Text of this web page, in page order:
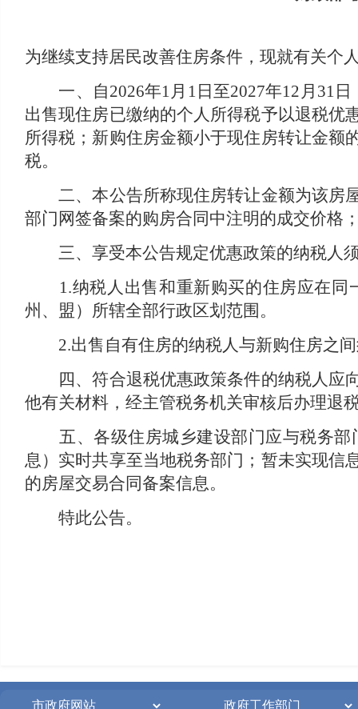
为继续支持居民改善住房条件，现就有关个
一、自2026年1月1日至2027年12月31日
出售现住房已缴纳的个人所得税予以退税优
所得税；新购住房金额小于现住房转让金额
税。
二、本公告所称现住房转让金额为该房屋
部门网签备案的购房合同中注明的成交价
三、享受本公告规定优惠政策的纳税人
1.纳税人出售和重新购买的住房应在同
州、盟）所辖全部行政区划范围。
2.出售自有住房的纳税人与新购住房之
四、符合退税优惠政策条件的纳税人应向
他有关材料，经主管税务机关审核后办理退
五、各级住房城乡建设部门应与税务部
息）实时共享至当地税务部门；暂未实现信
的房屋交易合同备案信息。
特此公告。